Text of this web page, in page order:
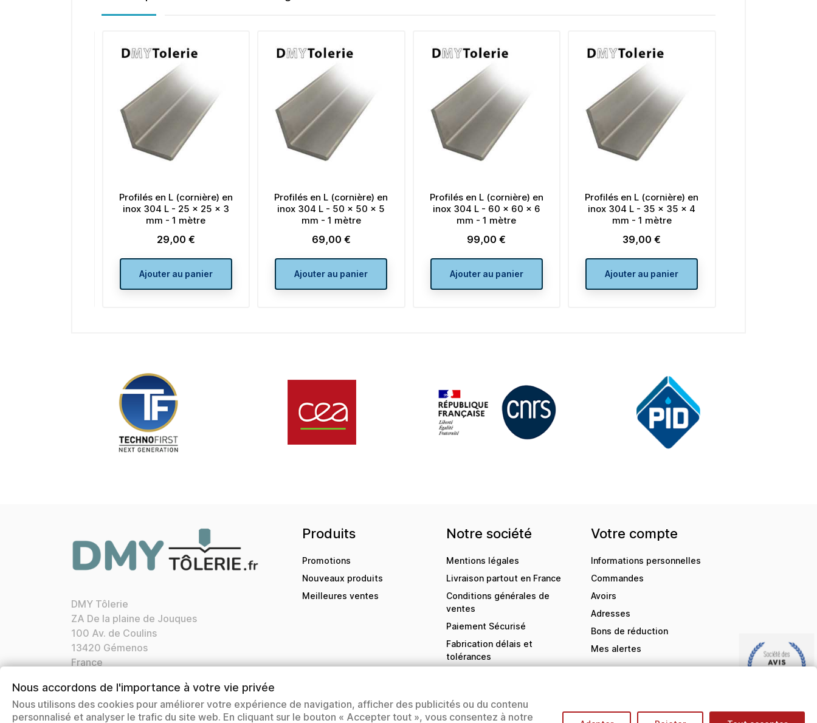
Profilés en L (cornière) en
inox 304 L - 25 x 25 x 3
Profilés en L (cornière) en
inox 304 L - 50 x 50 x 5
Profilés en L (cornière) en
inox 304 L - 60 x 60 x 6
Profilés en L (cornière) en
inox 304 L - 35 x 35 x 4
Profilés en L (cornière) en
inox 304 L - 80 x 80 x 8
DMY Tôlerie
ZA De la plaine de Jouques
100 Av. de Coulins
13420 Gémenos
France
Nos horaires:Lun. Ven. 8h30 12h00 13h30
17h00
Courriel:contact@dmytolerie.fr
Produits
Promotions
Nouveaux produits
Meilleures ventes
Notre société
Mentions légales
Livraison partout en France
Conditions générales de
ventes
Paiement Sécurisé
Fabrication délais et
tolérances
Magasins
Votre compte
Informations personnelles
Commandes
Avoirs
Adresses
Bons de réduction
Mes alertes
Nous accordons de l'importance à votre vie privée
Nous utilisons des cookies pour améliorer votre expérience de navigation, afficher des publicités ou du contenu
personnalisé et analyser le trafic du site web. En cliquant sur le bouton « Accepter tout », vous consentez à notre
9.5